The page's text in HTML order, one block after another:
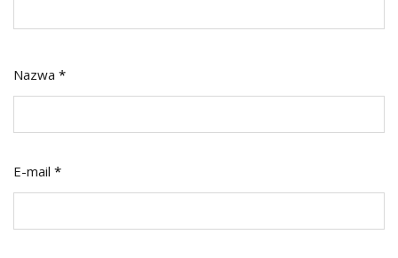
Nazwa *
E-mail *